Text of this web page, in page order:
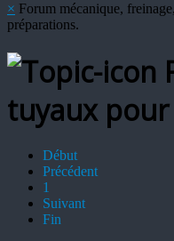
× Forum mécanique,
préparations.
tuyaux
Début
Précédent
1
Suivant
Fin